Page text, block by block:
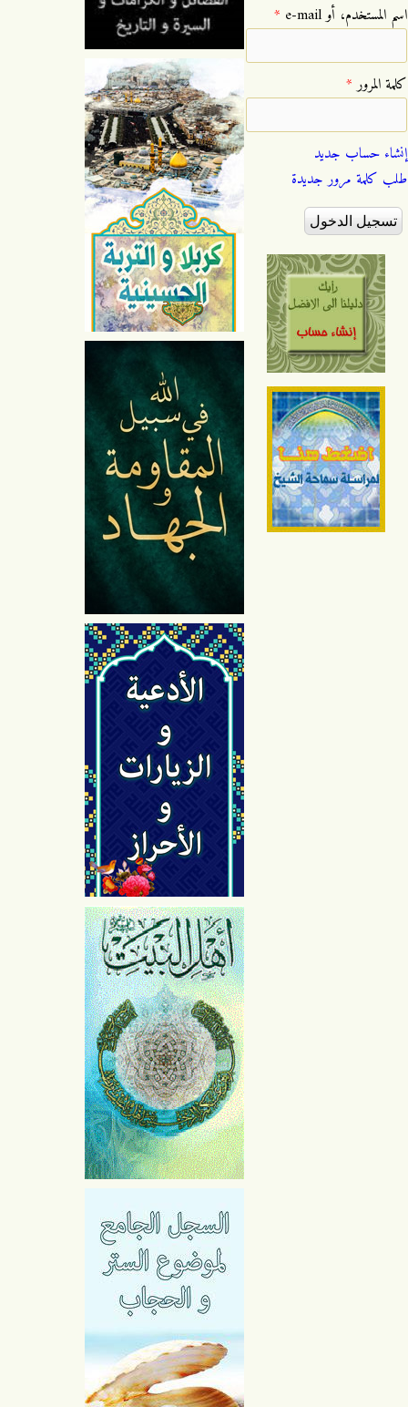
‏اسم المستخدم، أو e-mail ‏ *
‏كلمة المرور ‏*
إنشاء حساب جديد
طلب كلمة مرور جديدة